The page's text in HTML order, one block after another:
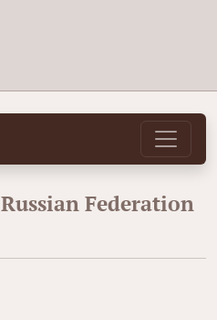
Russian Federation